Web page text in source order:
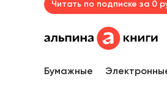
Читать по подписке за 0
Бумажные